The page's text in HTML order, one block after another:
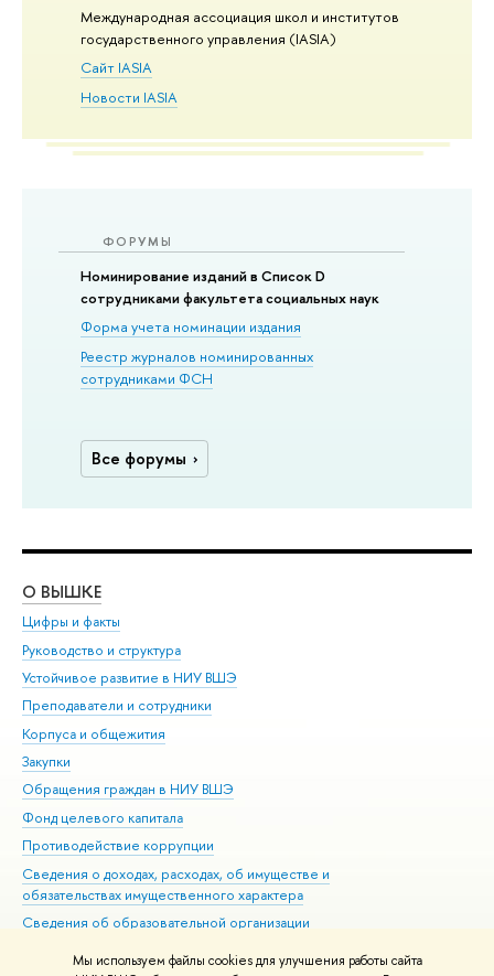
Мы используем файлы cookies для улучшения работы сайта
Международная ассоциация школ и институтов
государственного управления (IASIA)
Сайт IASIA
Новости IASIA
ФОРУМЫ
Номинирование изданий в Список D
сотрудниками факультета социальных наук
Форма учета номинации издания
Реестр журналов номинированных
сотрудниками ФСН
Все форумы
О ВЫШКЕ
Цифры и факты
Руководство и структура
Устойчивое развитие в НИУ ВШЭ
Преподаватели и сотрудники
Корпуса и общежития
Закупки
Обращения граждан в НИУ ВШЭ
Фонд целевого капитала
Противодействие коррупции
Сведения о доходах, расходах, об имуществе и
обязательствах имущественного характера
Сведения об образовательной организации
Людям с ограниченными возможностями здоровья